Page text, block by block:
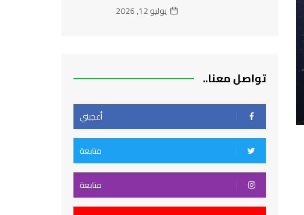
يوليو 12, 2026
تواصل معنا..
أعجبني
متابعة
متابعة